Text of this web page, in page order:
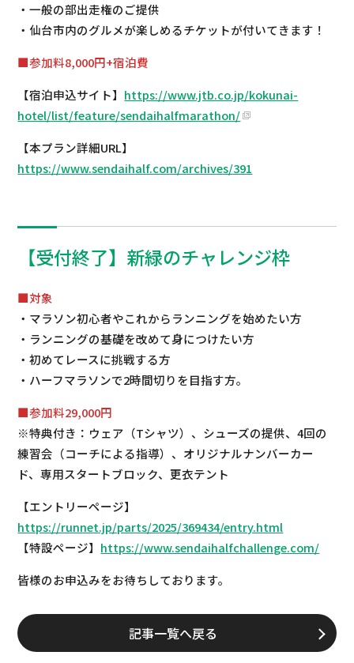
・一般の部出走権のご提供
・仙台市内のグルメが楽しめるチケットが付いてきます！
■参加料8,000円+宿泊費
【宿泊申込サイト】 https://www.jtb.co.jp/kokunai-
hotel/list/feature/sendaihalfmarathon/
【本プラン詳細URL】
https://www.sendaihalf.com/archives/391
【受付終了】新緑のチャレンジ枠
■対象
・マラソン初心者やこれからランニングを始めたい方
・ランニングの基礎を改めて身につけたい方
・初めてレースに挑戦する方
・ハーフマラソンで2時間切りを目指す方。
■参加料29,000円
※特典付き：ウェア（Tシャツ）、シューズの提供、4回の
練習会（コーチによる指導）、オリジナルナンバーカー
ド、専用スタートブロック、更衣テント
【エントリーページ】
https://runnet.jp/parts/2025/369434/entry.html
【特設ページ】 https://www.sendaihalfchallenge.com/
皆様のお申込みをお待ちしております。
記事一覧へ戻る